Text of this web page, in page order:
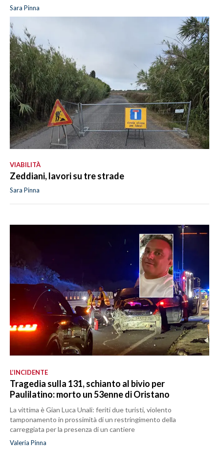
Sara Pinna
VIABILITÀ
Zeddiani, lavori su tre strade
Sara Pinna
L’INCIDENTE
Tragedia sulla 131, schianto al bivio per
Paulilatino: morto un 53enne di Oristano
La vittima è Gian Luca Unali: feriti due turisti, violento
tamponamento in prossimità di un restringimento della
carreggiata per la presenza di un cantiere
Valeria Pinna